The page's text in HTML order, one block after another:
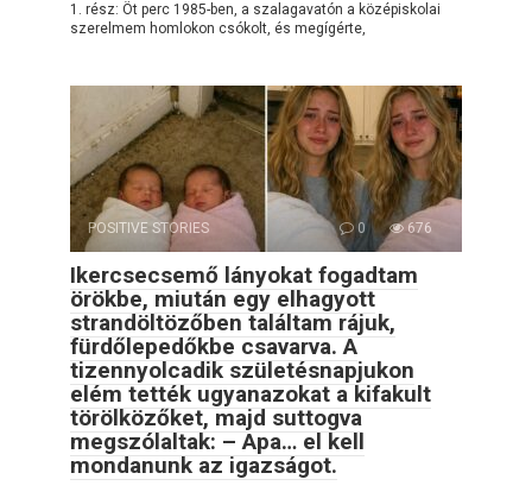
1. rész: Öt perc 1985-ben, a szalagavatón a középiskolai
szerelmem homlokon csókolt, és megígérte,
POSITIVE STORIES 0 676
Ikercsecsemő lányokat fogadtam
örökbe, miután egy elhagyott
strandöltözőben találtam rájuk,
fürdőlepedőkbe csavarva. A
tizennyolcadik születésnapjukon
elém tették ugyanazokat a kifakult
törölközőket, majd suttogva
megszólaltak: – Apa… el kell
mondanunk az igazságot.